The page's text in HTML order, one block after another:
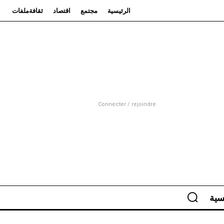
الرئيسية مجتمع اقتصاد ثقافةملفات
Connecter / rejoindre